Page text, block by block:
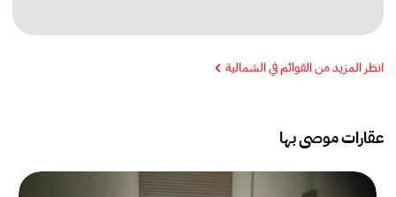
انظر المزيد من القوائم في الشمالية
عقارات موصى بها